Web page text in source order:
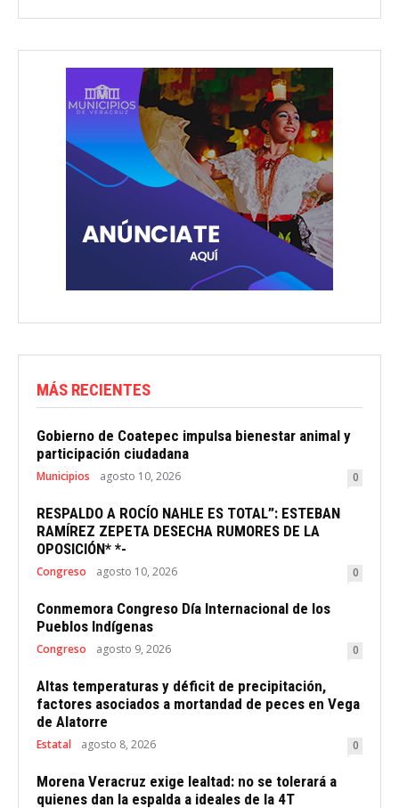
MÁS RECIENTES
Gobierno de Coatepec impulsa bienestar animal y
participación ciudadana
Municipios agosto 10, 2026 0
RESPALDO A ROCÍO NAHLE ES TOTAL”: ESTEBAN
RAMÍREZ ZEPETA DESECHA RUMORES DE LA
OPOSICIÓN* *-
Congreso agosto 10, 2026 0
Conmemora Congreso Día Internacional de los
Pueblos Indígenas
Congreso agosto 9, 2026 0
Altas temperaturas y déficit de precipitación,
factores asociados a mortandad de peces en Vega
de Alatorre
Estatal agosto 8, 2026 0
Morena Veracruz exige lealtad: no se tolerará a
quienes dan la espalda a ideales de la 4T